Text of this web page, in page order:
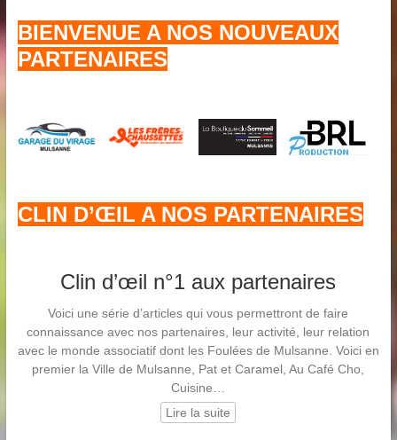
BIENVENUE A NOS NOUVEAUX
PARTENAIRES
CLIN D’ŒIL A NOS PARTENAIRES
Clin d’œil n°1 aux partenaires
Voici une série d’articles qui vous permettront de faire
connaissance avec nos partenaires, leur activité, leur relation
avec le monde associatif dont les Foulées de Mulsanne. Voici en
premier la Ville de Mulsanne, Pat et Caramel, Au Café Cho,
Cuisine…
Lire la suite